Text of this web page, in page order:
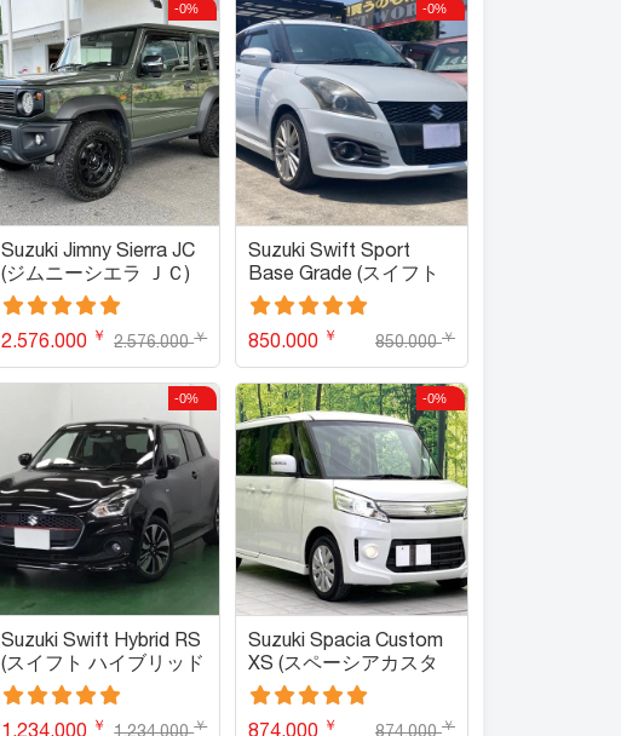
-0%
Suzuki Jimny Sierra JC
(ジムニーシエラ ＪＣ)
2.576.000￥
2.576.000 ￥
-0%
Suzuki Swift Sport
Base Grade (スイフト
スポーツ ベースグレー
ド)
850.000￥
850.000 ￥
-0%
Suzuki Swift Hybrid RS
(スイフト ハイブリッド
ＲＳ)
1.234.000￥
1.234.000 ￥
-0%
Suzuki Spacia Custom
XS (スペーシアカスタ
ム ＸＳ)
874.000￥
874.000 ￥